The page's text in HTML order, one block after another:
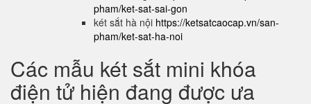
pham/ket-sat-sai-gon
két sắt hà nội https://ketsatcaocap.vn/san-
pham/ket-sat-ha-noi
Các mẫu két sắt mini khóa
điện tử hiện đang được ưa